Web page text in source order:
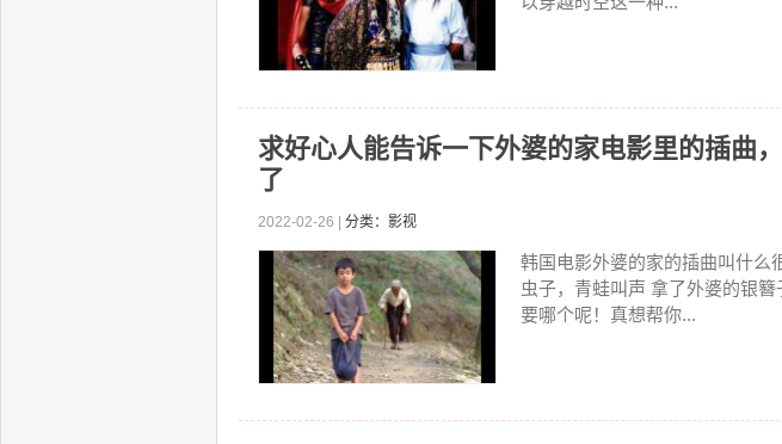
求好心人能告诉一下外婆的家电影里的插曲
了
2022-02-26 | 分类：影视
韩国电影外婆的家的插曲叫什么
虫子，青蛙叫声 拿了外婆的银
要哪个呢！真想帮你...